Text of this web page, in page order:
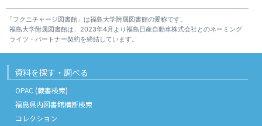
「フクニチャージ図書館」は福島大学附属図書館の愛称です。
福島大学附属図書館は、2023年4月より福島日産自動車株式会社とのネーミング
ライツ・パートナー契約を締結しています。
資料を探す・調べる
OPAC (蔵書検索)
福島県内図書館横断検索
コレクション